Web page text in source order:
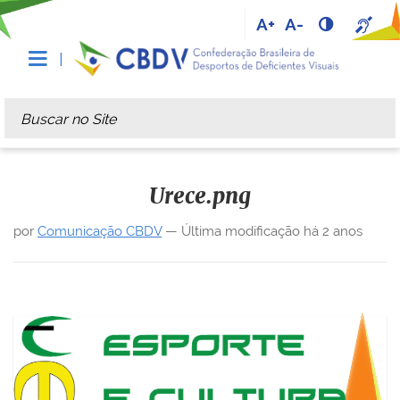
A+ A-
Busca
Busca Avançada…
Urece.png
por Comunicação CBDV— Última modificação há 2 anos